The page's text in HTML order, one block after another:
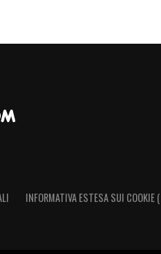
INFORMATIVA ESTESA SUI COOKIE